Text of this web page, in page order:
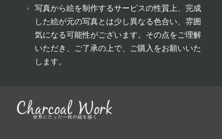
写真から絵を制作するサービスの性質上、完成
した絵が元の写真とは少し異なる色合い、雰囲
気になる可能性がございます。その点をご理解
いただき、ご了承の上で、ご購入をお願いいた
します。